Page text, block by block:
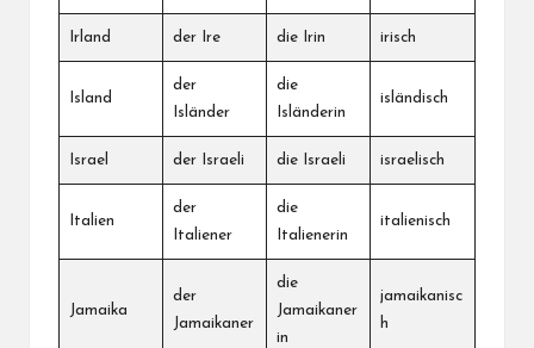
Irland der Ire die Irin irisch
Island
der
Isländer
die
Isländerin
isländisch
Israel der Israeli die Israeli israelisch
Italien
der
Italiener
die
Italienerin
italienisch
Jamaika
der
Jamaikaner
die
Jamaikaner
in
jamaikanisc
h